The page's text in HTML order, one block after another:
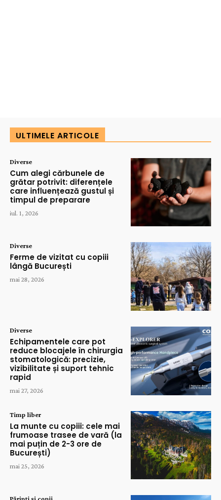
ULTIMELE ARTICOLE
Diverse
Cum alegi cărbunele de
grătar potrivit: diferențele
care influențează gustul și
timpul de preparare
iul. 1, 2026
Diverse
Ferme de vizitat cu copiii
lângă București
mai 28, 2026
Diverse
Echipamentele care pot
reduce blocajele în chirurgia
stomatologică: precizie,
vizibilitate și suport tehnic
rapid
mai 27, 2026
Timp liber
La munte cu copiii: cele mai
frumoase trasee de vară (la
mai puțin de 2-3 ore de
București)
mai 25, 2026